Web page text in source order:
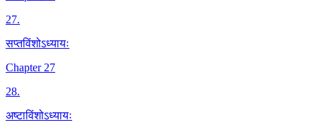
27.
सप्तविंशोऽध्यायः
Chapter 27
28.
अष्टाविंशोऽध्यायः